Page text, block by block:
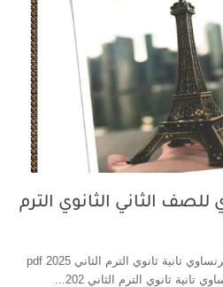
الثاني الثانوي الترم
اقوي مذكرة فرنساوي تانية ثانوي الترم الثاني 2025 pdf
ثانوي الترم الثاني 202...